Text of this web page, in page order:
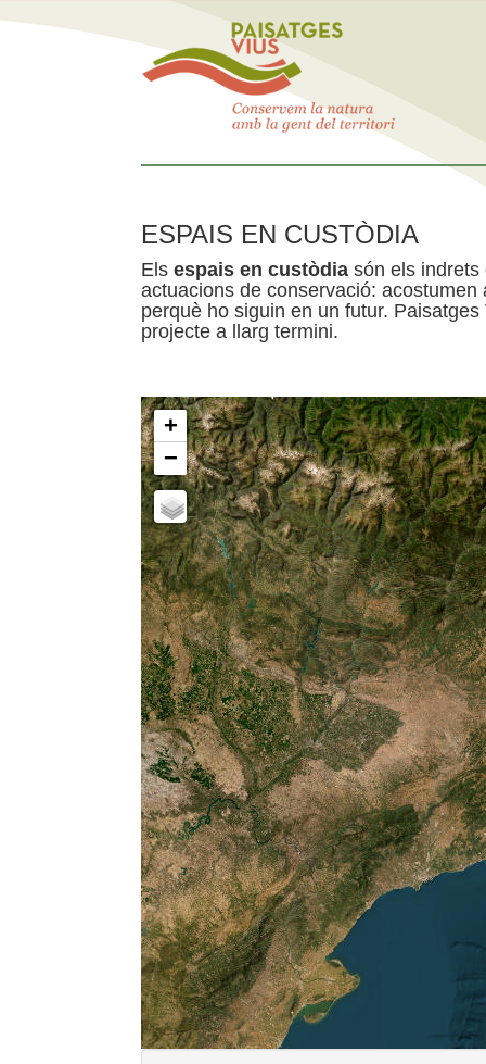
ESPAIS EN CUSTÒDIA
Els espais en custòdia són els indrets
actuacions de conservació:
perquè ho siguin en un futur.
projecte a llarg termini.
+
−